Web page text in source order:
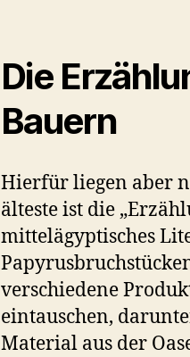
Die
Bauern
Hierfür liegen aber
älteste ist die
mittelägyptisches
verschiedene
eintauschen,
Material aus der